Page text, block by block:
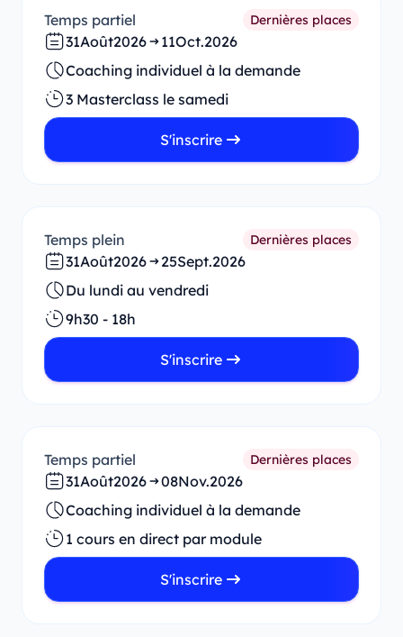
Temps partiel Dernières places
31Août2026 11Oct.2026
Coaching individuel à la demande
3 Masterclass le samedi
S'inscrire
Temps plein Dernières places
31Août2026 25Sept.2026
Du lundi au vendredi
9h30 - 18h
S'inscrire
Temps partiel Dernières places
31Août2026 08Nov.2026
Coaching individuel à la demande
1 cours en direct par module
S'inscrire